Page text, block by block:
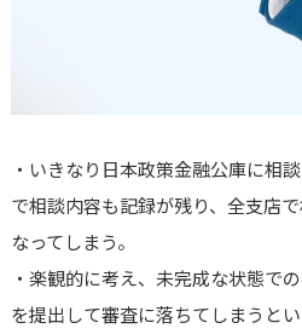
・いきなり日本政策金融公庫に相
で相談内容も記録が残り、全支店
なってしまう。
・楽観的に考え、未完成な状態で
を提出して審査に落ちてしまうと